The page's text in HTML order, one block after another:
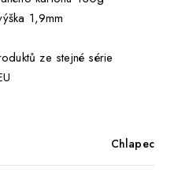
1,9mm
ze stejné série
Chlapec